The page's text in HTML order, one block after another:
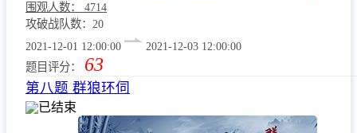
围观人数：
4714
攻破战队数：20
2021-12-01 12:00:00
2021-12-03 12:00:00
题目评分： 63
第八题 群狼环伺
已结束